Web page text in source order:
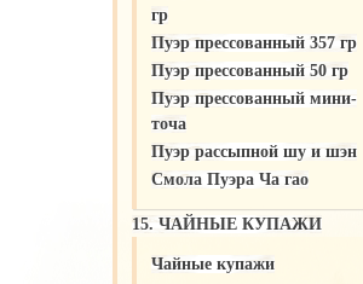
гр
Пуэр прессованный 357 гр
Пуэр прессованный 50 гр
Пуэр прессованный мини-
точа
Пуэр рассыпной шу и шэн
Смола Пуэра Ча гао
15. ЧАЙНЫЕ КУПАЖИ
Чайные купажи